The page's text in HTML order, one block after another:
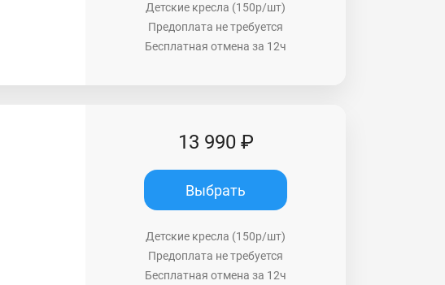
Детские кресла (150р/шт)
Предоплата не требуется
Бесплатная отмена за 12ч
13 990 ₽
Выбрать
Детские кресла (150р/шт)
Предоплата не требуется
Бесплатная отмена за 12ч